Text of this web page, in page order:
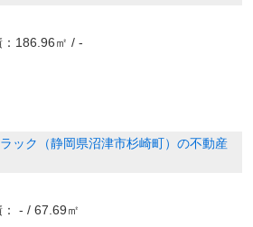
186.96㎡ / -
ック（静岡県沼津市杉崎町）の不動産
- / 67.69㎡